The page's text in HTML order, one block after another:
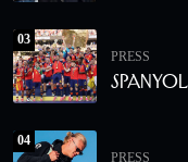
03
PRESS
04
PRESS